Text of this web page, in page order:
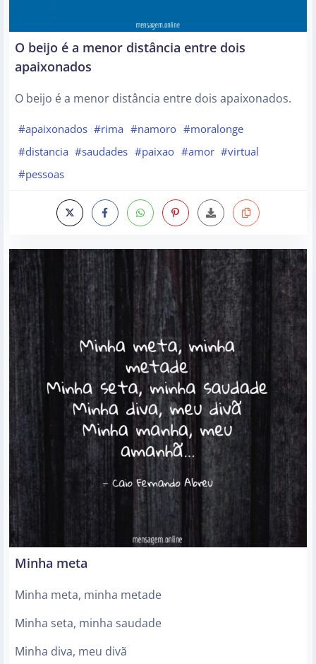
O beijo é a menor distância entre dois
apaixonados
O beijo é a menor distância entre dois apaixonados.
#apaixonados #rima #namoro #moralonge
#distancia #saudades #paixao #amor #virtual
#pessoas
Minha meta
Minha meta, minha metade
Minha seta, minha saudade
Minha diva, meu divã